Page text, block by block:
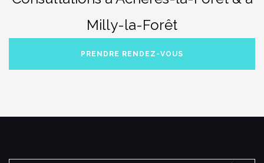
Milly-la-Forêt
PRENDRE RENDEZ-VOUS